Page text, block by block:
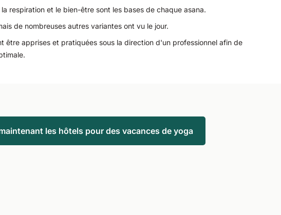
respiration et le bien-être sont les bases de chaque asana.
de nombreuses autres variantes ont vu le jour.
être apprises et pratiquées sous la direction d'un professionnel afin de
les hôtels pour des vacances de yoga